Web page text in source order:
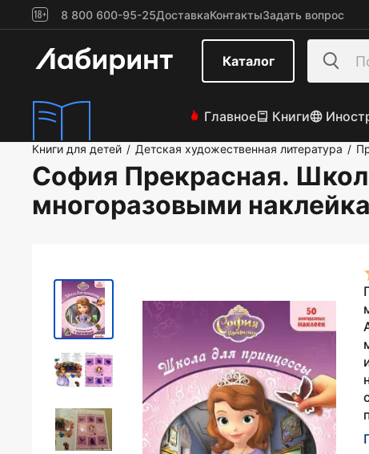
8 800 600-95-25ДоставкаКонтактыЗадать вопрос
Каталог
Главное Книги
Книги для детей / Детская художественная литература /
София Прекрасная.
многоразовыми